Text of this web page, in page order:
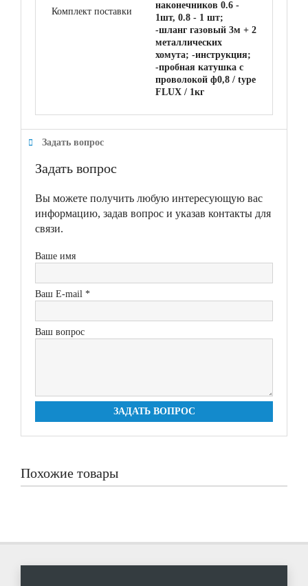
Комплект поставки
наконечников 0.6 -
1шт, 0.8 - 1 шт;
-шланг газовый 3м + 2
металлических
хомута; -инструкция;
-пробная катушка с
проволокой ф0,8 / type
FLUX / 1кг
Задать вопрос
Задать вопрос
Вы можете получить любую интересующую вас
информацию, задав вопрос и указав контакты для
связи.
Ваше имя
Ваш E-mail *
Ваш вопрос
ЗАДАТЬ ВОПРОС
Похожие товары